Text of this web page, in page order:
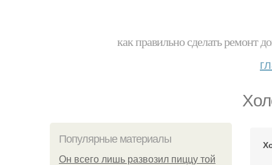
как правильно сделать ремонт
Популярные материалы
Он всего лишь развозил пиццу той